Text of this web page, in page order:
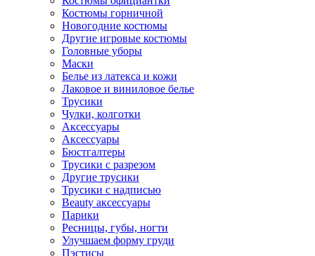
Костюмы горничной
Новогодние костюмы
Другие игровые костюмы
Головные уборы
Маски
Белье из латекса и кожи
Лаковое и виниловое белье
Трусики
Чулки, колготки
Аксессуары
Аксессуары
Бюстгалтеры
Трусики с разрезом
Другие трусики
Трусики с надписью
Beauty аксессуары
Парики
Ресницы, губы, ногти
Улучшаем форму груди
Пэстисы